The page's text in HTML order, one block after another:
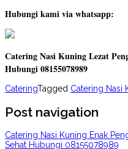
Hubungi kami via whatsapp:
Catering Nasi Kuning Lezat
Hubungi 08155078989
CateringTagged Catering Nasi
Post navigation
Catering Nasi Kuning Enak
Sehat Hubungi 08155078989